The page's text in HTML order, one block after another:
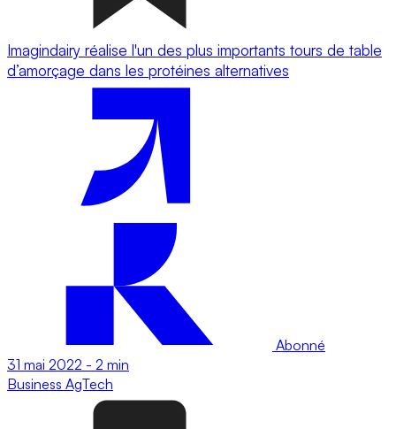
Imagindairy réalise l'un des plus importants tours de table
d’amorçage dans les protéines alternatives
Abonné
31 mai 2022 - 2 min
Business AgTech